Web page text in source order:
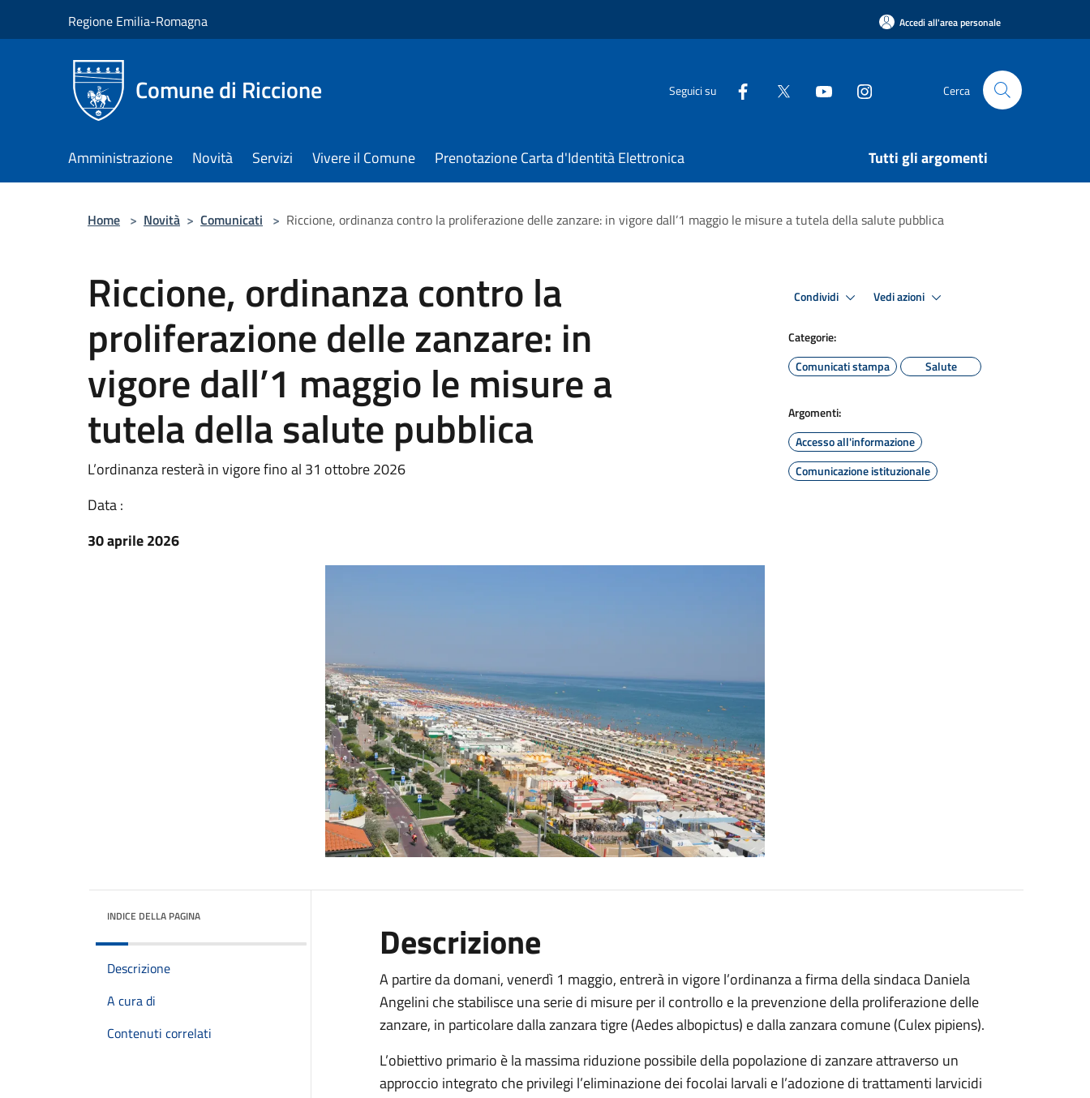
Regione Emilia-Romagna Accedi all'area personale
Comune di Riccione Seguici su Cerca
Amministrazione Novità Servizi Vivere il Comune Prenotazione Carta d'Identità Elettronica Tutti gli argomenti
Home > Novità > Comunicati > Riccione, ordinanza contro la proliferazione delle zanzare: in vigore dall’1 maggio le misure a tutela della salute pubblica
Riccione, ordinanza contro la
proliferazione delle zanzare: in
vigore dall’1 maggio le misure a
tutela della salute pubblica
L’ordinanza resterà in vigore fino al 31 ottobre 2026
Data :
30 aprile 2026
Condividi Vedi azioni
Categorie:
Comunicati stampa
Salute
Argomenti:
Accesso all'informazione
Comunicazione istituzionale
INDICE DELLA PAGINA
Descrizione
A cura di
Contenuti correlati
Descrizione
A partire da domani, venerdì 1 maggio, entrerà in vigore l’ordinanza a firma della sindaca Daniela
Angelini che stabilisce una serie di misure per il controllo e la prevenzione della proliferazione delle
zanzare, in particolare dalla zanzara tigre (Aedes albopictus) e dalla zanzara comune (Culex pipiens).
L’obiettivo primario è la massima riduzione possibile della popolazione di zanzare attraverso un
approccio integrato che privilegi l’eliminazione dei focolai larvali e l’adozione di trattamenti larvicidi